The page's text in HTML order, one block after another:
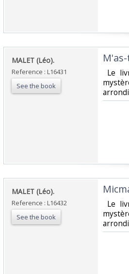
‎MALET (Léo).‎
Reference : L16431
See the book
Le
‎MALET (Léo).‎
Reference : L16432
See the book
Le